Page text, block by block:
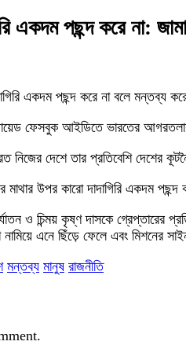
একদম পছন্দ করে না:
একদম পছন্দ করে না বলে মন্তব্য
ফেসবুক আইডিতে ভারতের
দেশে তার প্রতিবেশি দেশের
মাথার উপর কারো দাদাগিরি একদম
ও চিন্ময় কৃষ্ণ দাসকে গ্রেপ্তারের
নামিয়ে এনে ছিঁড়ে ফেলে এবং মিশনের
মন্তব্য মানুষ রাজনীতি